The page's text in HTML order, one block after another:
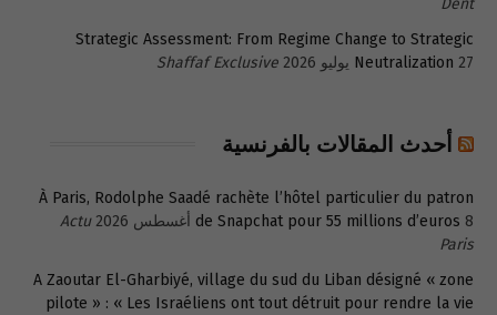
Dent
Strategic Assessment: From Regime Change to Strategic
Neutralization 27 يوليو 2026 Shaffaf Exclusive
أحدث المقالات بالفرنسية
À Paris, Rodolphe Saadé rachète l’hôtel particulier du patron
de Snapchat pour 55 millions d’euros 8 أغسطس 2026
Actu
Paris
A Zaoutar El-Gharbiyé, village du sud du Liban désigné « zone
pilote » : « Les Israéliens ont tout détruit pour rendre la vie